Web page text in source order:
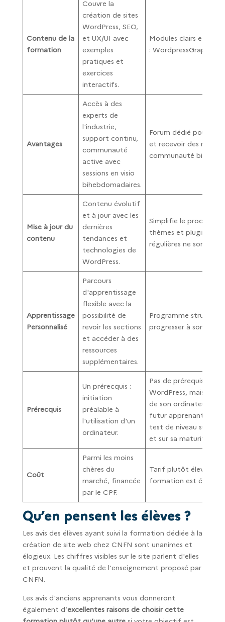
Contenu de la
formation
Couvre la
création de sites
WordPress, SEO,
et UX/UI avec
exemples
pratiques et
exercices
interactifs.
Modules clairs et
:
Avantages
Accès à des
experts de
l'industrie,
support continu,
communauté
active avec
sessions en visio
bihebdomadaires.
Forum dédié pour
et recevoir des
communauté
Mise à jour du
contenu
Contenu évolutif
et à jour avec les
dernières
tendances et
technologies de
WordPress.
Simplifie le processus
thèmes et plugins,
régulières ne sont pas
Apprentissage
Personnalisé
Parcours
d'apprentissage
flexible avec la
possibilité de
revoir les sections
et accéder à des
ressources
supplémentaires.
Programme
progresser à son
Prérecquis
Un prérecquis :
initiation
préalable à
l'utilisation d'un
ordinateur.
Pas de prérequis sur
WordPress, mais une
de son ordinateur est
futur apprenant peut-
test de niveau sur les
et sur sa maturité
Coût
Parmi les moins
chères du
marché, financée
par le CPF.
Tarif plutôt élevé,
formation est éligible
Qu’en pensent les élèves ?
Les avis des élèves ayant suivi la formation dédiée à la
création de site web chez CNFN sont unanimes et
élogieux. Les chiffres visibles sur le site parlent d'elles
et prouvent la qualité de l'enseignement proposé par
CNFN.
Les avis d'anciens apprenants vous donneront
également d’excellentes raisons de choisir cette